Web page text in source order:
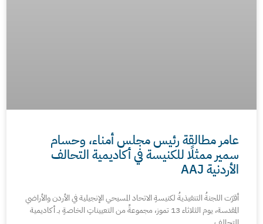
عامر مطالقة رئيس مجلس أمناء، وحسام
سمير ممثلًا للكنيسة في أكاديمية التحالف
الأردنية AAJ
أقرّت اللجنةُ التنفيذيةُ لكنيسةِ الاتحاد المسيحي الإنجيلية في الأردن والأراضي
المقدسة، يوم الثلاثاء 13 تموز، مجموعةً من التعييناتِ الخاصةِ بـ أكاديمية